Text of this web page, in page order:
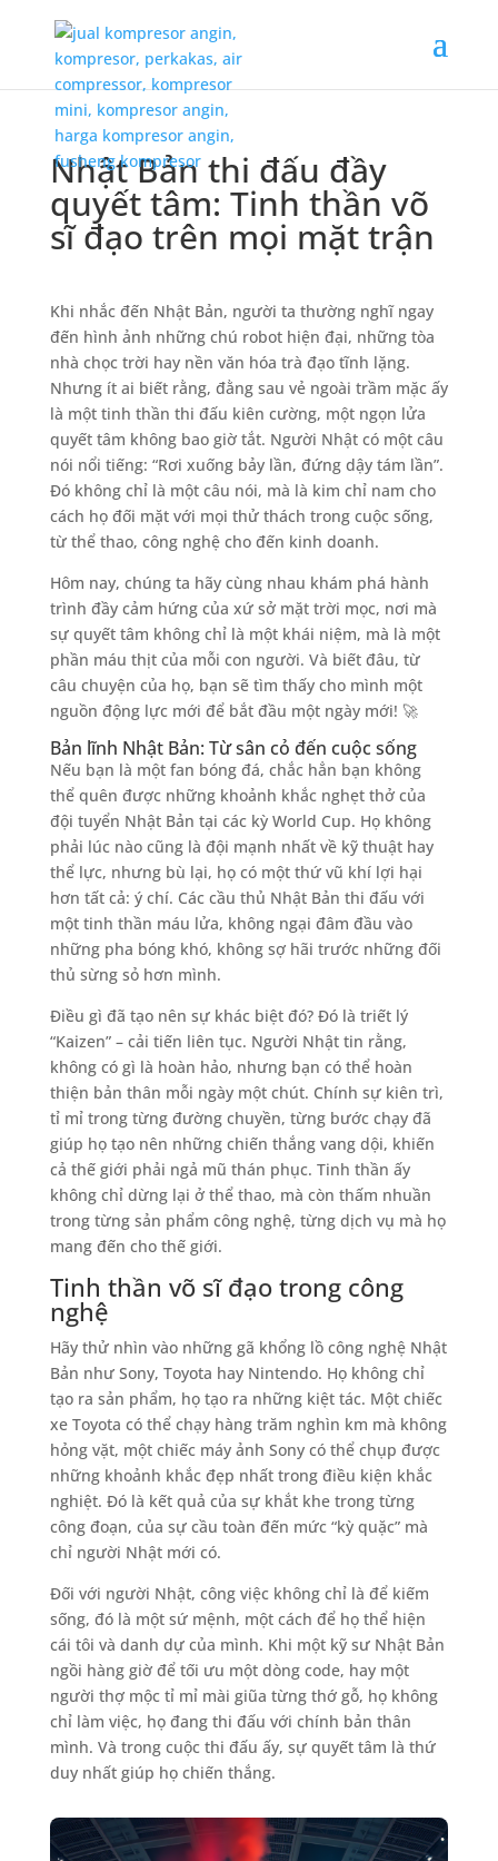
Nhật Bản thi đấu đầy
quyết tâm: Tinh thần võ
sĩ đạo trên mọi mặt trận
Khi nhắc đến Nhật Bản, người ta thường nghĩ ngay
đến hình ảnh những chú robot hiện đại, những tòa
nhà chọc trời hay nền văn hóa trà đạo tĩnh lặng.
Nhưng ít ai biết rằng, đằng sau vẻ ngoài trầm mặc ấy
là một tinh thần thi đấu kiên cường, một ngọn lửa
quyết tâm không bao giờ tắt. Người Nhật có một câu
nói nổi tiếng: “Rơi xuống bảy lần, đứng dậy tám lần”.
Đó không chỉ là một câu nói, mà là kim chỉ nam cho
cách họ đối mặt với mọi thử thách trong cuộc sống,
từ thể thao, công nghệ cho đến kinh doanh.
Hôm nay, chúng ta hãy cùng nhau khám phá hành
trình đầy cảm hứng của xứ sở mặt trời mọc, nơi mà
sự quyết tâm không chỉ là một khái niệm, mà là một
phần máu thịt của mỗi con người. Và biết đâu, từ
câu chuyện của họ, bạn sẽ tìm thấy cho mình một
nguồn động lực mới để bắt đầu một ngày mới! 🚀
Bản lĩnh Nhật Bản: Từ sân cỏ đến cuộc sống
Nếu bạn là một fan bóng đá, chắc hẳn bạn không
thể quên được những khoảnh khắc nghẹt thở của
đội tuyển Nhật Bản tại các kỳ World Cup. Họ không
phải lúc nào cũng là đội mạnh nhất về kỹ thuật hay
thể lực, nhưng bù lại, họ có một thứ vũ khí lợi hại
hơn tất cả: ý chí. Các cầu thủ Nhật Bản thi đấu với
một tinh thần máu lửa, không ngại đâm đầu vào
những pha bóng khó, không sợ hãi trước những đối
thủ sừng sỏ hơn mình.
Điều gì đã tạo nên sự khác biệt đó? Đó là triết lý
“Kaizen” – cải tiến liên tục. Người Nhật tin rằng,
không có gì là hoàn hảo, nhưng bạn có thể hoàn
thiện bản thân mỗi ngày một chút. Chính sự kiên trì,
tỉ mỉ trong từng đường chuyền, từng bước chạy đã
giúp họ tạo nên những chiến thắng vang dội, khiến
cả thế giới phải ngả mũ thán phục. Tinh thần ấy
không chỉ dừng lại ở thể thao, mà còn thấm nhuần
trong từng sản phẩm công nghệ, từng dịch vụ mà họ
mang đến cho thế giới.
Tinh thần võ sĩ đạo trong công
nghệ
Hãy thử nhìn vào những gã khổng lồ công nghệ Nhật
Bản như Sony, Toyota hay Nintendo. Họ không chỉ
tạo ra sản phẩm, họ tạo ra những kiệt tác. Một chiếc
xe Toyota có thể chạy hàng trăm nghìn km mà không
hỏng vặt, một chiếc máy ảnh Sony có thể chụp được
những khoảnh khắc đẹp nhất trong điều kiện khắc
nghiệt. Đó là kết quả của sự khắt khe trong từng
công đoạn, của sự cầu toàn đến mức “kỳ quặc” mà
chỉ người Nhật mới có.
Đối với người Nhật, công việc không chỉ là để kiếm
sống, đó là một sứ mệnh, một cách để họ thể hiện
cái tôi và danh dự của mình. Khi một kỹ sư Nhật Bản
ngồi hàng giờ để tối ưu một dòng code, hay một
người thợ mộc tỉ mỉ mài giũa từng thớ gỗ, họ không
chỉ làm việc, họ đang thi đấu với chính bản thân
mình. Và trong cuộc thi đấu ấy, sự quyết tâm là thứ
duy nhất giúp họ chiến thắng.